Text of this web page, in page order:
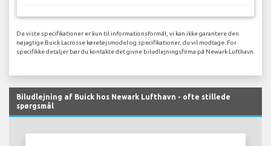
De viste specifikationer er kun til informationsformål, vi kan ikke garantere den
nøjagtige Buick Lacrosse køretøjsmodel og specifikationer, du vil modtage. For
specifikke detaljer bør du kontakte det givne biludlejningsfirma på Newark Lufthavn.
Biludlejning af Buick hos Newark Lufthavn - ofte stillede
spørgsmål